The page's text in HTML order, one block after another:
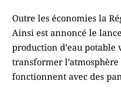
Outre les économies la
Ainsi est annoncé le
production d’eau potable
transformer
fonctionnent avec des